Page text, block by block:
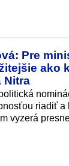
Pre
ako
Nitra
riadiť a
vyzerá